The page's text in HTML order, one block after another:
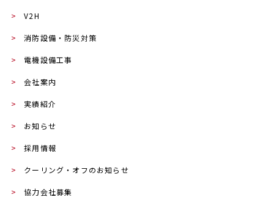
> V2H
> 消防設備・防災対策
> 電機設備工事
> 会社案内
> 実績紹介
> お知らせ
> 採用情報
> クーリング・オフのお知らせ
> 協力会社募集